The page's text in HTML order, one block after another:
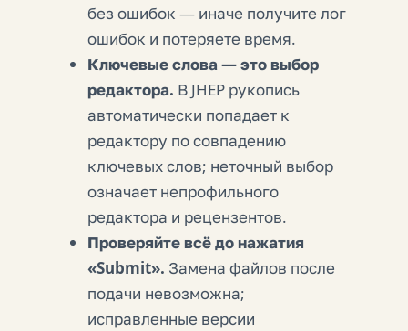
без ошибок — иначе получите лог
ошибок и потеряете время.
Ключевые слова — это выбор
редактора. В JHEP рукопись
автоматически попадает к
редактору по совпадению
ключевых слов; неточный выбор
означает непрофильного
редактора и рецензентов.
Проверяйте всё до нажатия
«Submit». Замена файлов после
подачи невозможна;
исправленные версии